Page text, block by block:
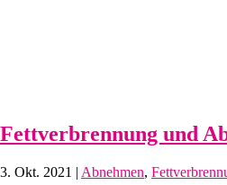
Fettverbrennung und
3. Okt. 2021 | Abnehmen,